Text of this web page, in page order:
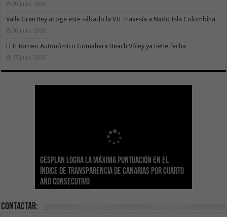
30 julio, 2026
Valle Gran Rey acoge este sábado la VII Travesía a Nado Isla Colombina
30 julio, 2026
El II torneo Autonómico Gomahara Beach Vóley ya tiene fecha
27 julio, 2026
Gesplan logra la máxima puntuación en el
Índice de Transparencia de Canarias por cuarto
año consecutivo
El Gobierno canario concede ayudas del
POSEICAN-Pesca al sector por valor de 7,09 M€
tras aumentar las cuantías
Transición Ecológica coordina con Ashotel su
adhesión a la Red de Refugios Climáticos de
Canarias
Visocan incorpora 170 pisos a su parque de
vivienda protegida en régimen de alquiler
asequible de Tenerife
Sanidad refuerza la capacidad diagnóstica de
los centros de salud con el impulso de la
ecografía clínica
El Gobierno de Canarias convoca el Concurso de
Sal Marina Agrocanarias 2026
Contactar: